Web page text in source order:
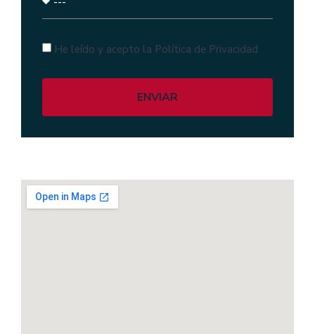
He leído y acepto la Política de Privacidad
ENVIAR